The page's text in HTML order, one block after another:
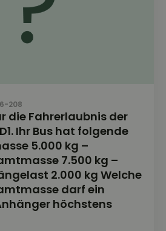
208
die Fahrerlaubnis der
Ihr Bus hat folgende
5.000 kg –
7.500 kg –
2.000 kg Welche
darf ein
höchstens